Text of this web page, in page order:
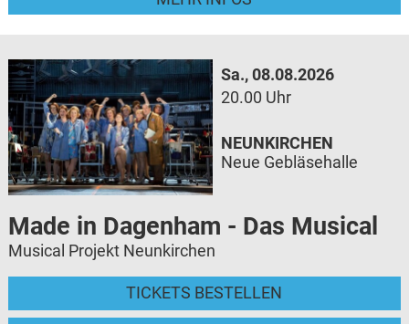
Sa., 08.08.2026
20.00 Uhr
Made in Dagenham - Das Musical
Musical Projekt Neunkirchen
TICKETS BESTELLEN
NEUNKIRCHEN
Neue Gebläsehalle